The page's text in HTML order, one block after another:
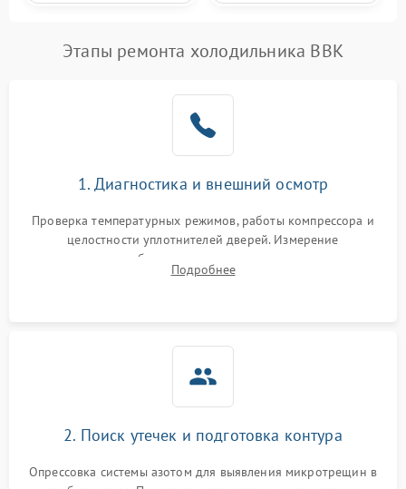
Этапы ремонта холодильника BBK
1. Диагностика и внешний осмотр
Проверка температурных режимов, работы компрессора и
целостности уплотнителей дверей. Измерение
сопротивления обмоток мотора, проверка термостата и
считывание кодов ошибок с электронного дисплея.
Подробнее
2. Поиск утечек и подготовка контура
Опрессовка системы азотом для выявления микротрещин в